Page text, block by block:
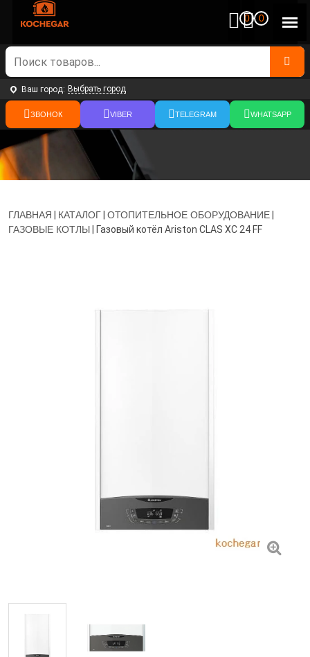
0 0
Ваш город: Выбрать город
ЗВОНОК VIBER TELEGRAM WHATSAPP
ГЛАВНАЯ | КАТАЛОГ| ОТОПИТЕЛЬНОЕ ОБОРУДОВАНИЕ|
ГАЗОВЫЕ КОТЛЫ| Газовый котёл Ariston CLAS XС 24 FF